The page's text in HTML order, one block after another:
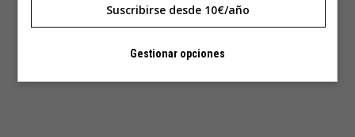
Suscribirse desde 10€/año
Gestionar opciones